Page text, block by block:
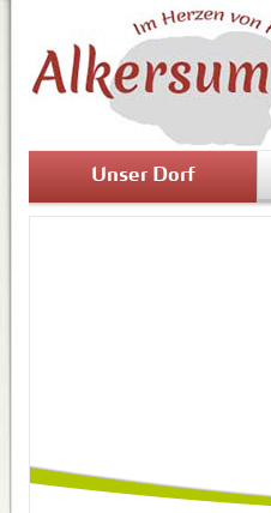
Unser Dorf